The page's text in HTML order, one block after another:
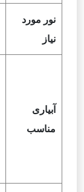
نور مورد
نیاز
آبیاری
مناسب